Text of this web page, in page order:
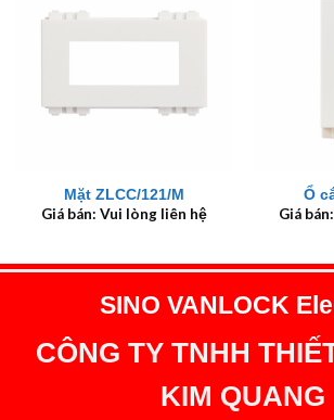
Mặt ZLCC/121/M
Giá bán: Vui lòng liên hệ
Ổ
Giá
SINO VANLOCK
CÔNG TY TNHH
KIM QUANG